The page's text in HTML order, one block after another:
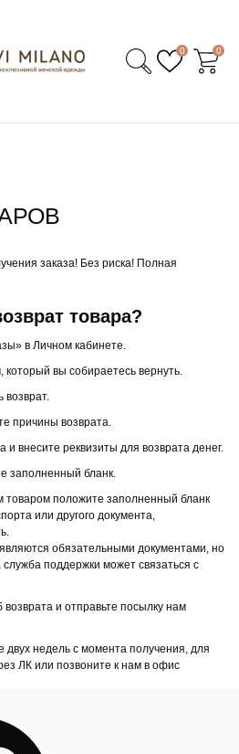
0 0
заказа! Без риска! Полная
товара?
в Личном кабинете.
вы собираетесь вернуть.
причины возврата.
внесите реквизиты для возврата денег.
заполненный бланк.
товаром положите заполненный бланк
или другого документа,
обязательными документами, но
поддержки может связаться с
и отправьте посылку нам
недель с момента получения, для
ЛК или позвоните к нам в офис